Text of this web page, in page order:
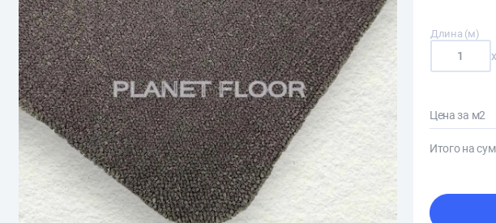
Длина (м)
x
Цена за м2
Итого на